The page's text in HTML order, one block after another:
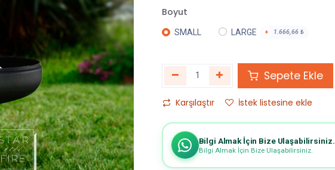
Boyut
SMALL LARGE + 1.666,66₺
Sepete Ekle
Karşılaştır İstek listesine ekle
Bilgi Almak İçin Bize Ulaşabilirsiniz.
Bilgi Almak İçin Bize Ulaşabilirsiniz.